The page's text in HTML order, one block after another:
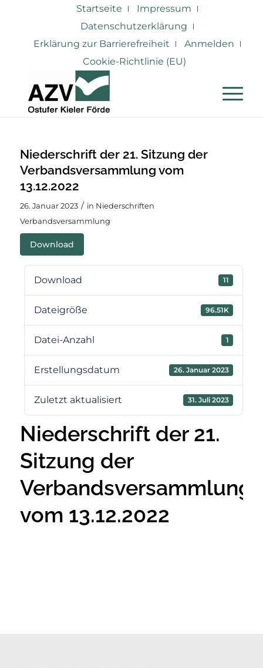
Startseite
Impressum
Datenschutzerklärung
Erklärung zur Barrierefreiheit
Anmelden
Cookie-Richtlinie (EU)
Niederschrift der 21. Sitzung der
Verbandsversammlung vom
13.12.2022
26. Januar 2023 / in Niederschriften
Verbandsversammlung
Download
Download 11
Dateigröße 96.51K
Datei-Anzahl 1
Erstellungsdatum 26. Januar 2023
Zuletzt aktualisiert 31. Juli 2023
Niederschrift der 21.
Sitzung der
Verbandsversammlung
vom 13.12.2022